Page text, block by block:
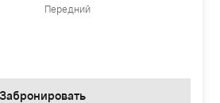
Передний
Забронировать